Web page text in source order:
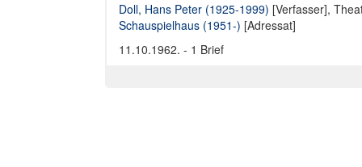
Doll, Hans Peter (1925-1999) [Verfasser],
Schauspielhaus (1951-) [Adressat]
11.10.1962. - 1 Brief